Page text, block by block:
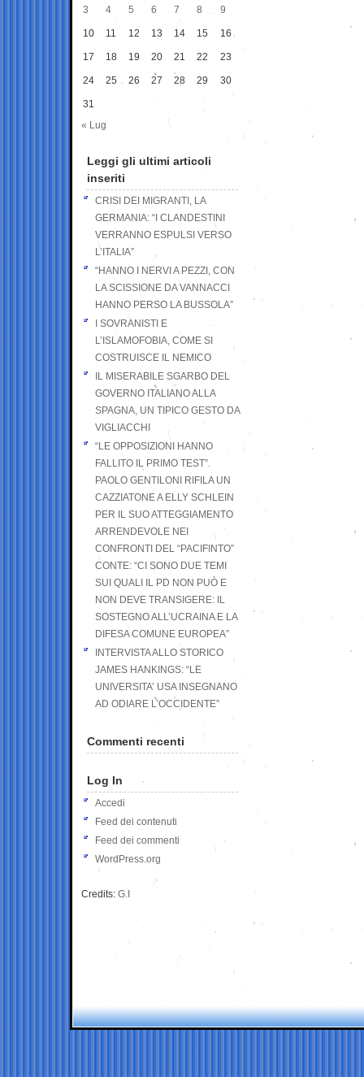
3 4 5 6 7 8 9
10 11 12 13 14 15 16
17 18 19 20 21 22 23
24 25 26 27 28 29 30
31
« Lug
Leggi gli ultimi articoli
inseriti
CRISI DEI MIGRANTI, LA
GERMANIA: “I CLANDESTINI
VERRANNO ESPULSI VERSO
L’ITALIA”
“HANNO I NERVI A PEZZI, CON
LA SCISSIONE DA VANNACCI
HANNO PERSO LA BUSSOLA”
I SOVRANISTI E
L’ISLAMOFOBIA, COME SI
COSTRUISCE IL NEMICO
IL MISERABILE SGARBO DEL
GOVERNO ITALIANO ALLA
SPAGNA, UN TIPICO GESTO DA
VIGLIACCHI
“LE OPPOSIZIONI HANNO
FALLITO IL PRIMO TEST”.
PAOLO GENTILONI RIFILA UN
CAZZIATONE A ELLY SCHLEIN
PER IL SUO ATTEGGIAMENTO
ARRENDEVOLE NEI
CONFRONTI DEL “PACIFINTO”
CONTE: “CI SONO DUE TEMI
SUI QUALI IL PD NON PUÒ E
NON DEVE TRANSIGERE: IL
SOSTEGNO ALL’UCRAINA E LA
DIFESA COMUNE EUROPEA”
INTERVISTA ALLO STORICO
JAMES HANKINGS: “LE
UNIVERSITA’ USA INSEGNANO
AD ODIARE L’OCCIDENTE”
Commenti recenti
Log In
Accedi
Feed dei contenuti
Feed dei commenti
WordPress.org
Credits: G.I